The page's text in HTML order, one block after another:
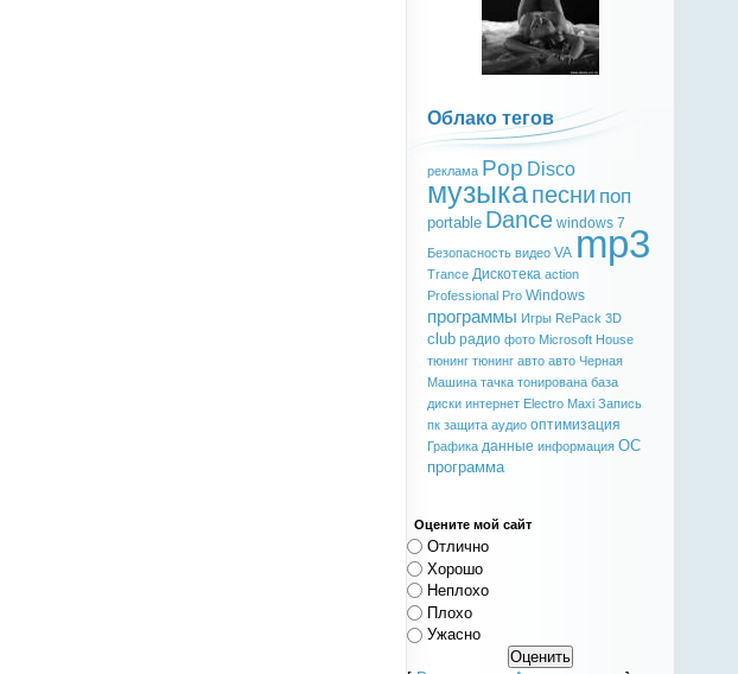
Облако тегов
реклама Pop Disco
музыкапесни поп
portable Dance windows 7
Безопасность видео VA mp3
Trance Дискотека action
Professional Pro Windows
программы Игры RePack 3D
club радио фото Microsoft House
тюнинг тюнинг авто авто Черная
Машина тачка тонирована база
диски интернет Electro Maxi Запись
пк защита аудио оптимизация
Графика данные информация ОС
программа
Оцените мой сайт
Отлично
Хорошо
Неплохо
Плохо
Ужасно